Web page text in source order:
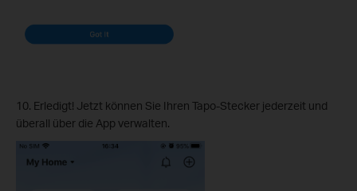
10. Erledigt! Jetzt können Sie Ihren Tapo-Stecker jederzeit und
überall über die App verwalten.